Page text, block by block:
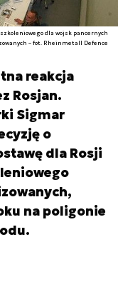
dla wojsk pancernych
– fot. Rheinmetall Defence
reakcja
Rosjan.
Sigmar
o
dla Rosji
na poligonie